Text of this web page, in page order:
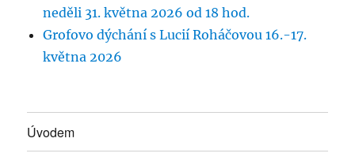
neděli 31. května 2026 od 18 hod.
Grofovo dýchání s Lucií Roháčovou 16.-17.
května 2026
Úvodem